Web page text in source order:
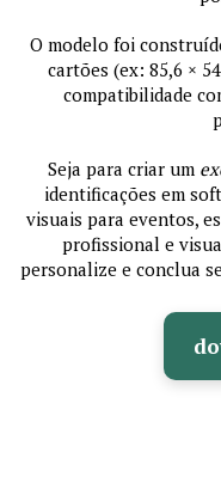
O modelo foi
cartões (ex: 85,6 ×
compatibilidade
Seja para criar um
identificações em
visuais para eventos,
profissional e
personalize e conclua